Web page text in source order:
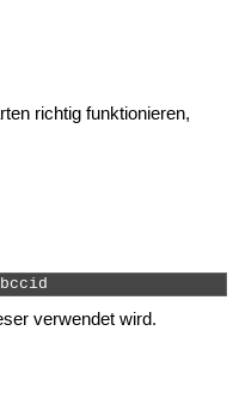
richtig funktionieren,
verwendet wird.